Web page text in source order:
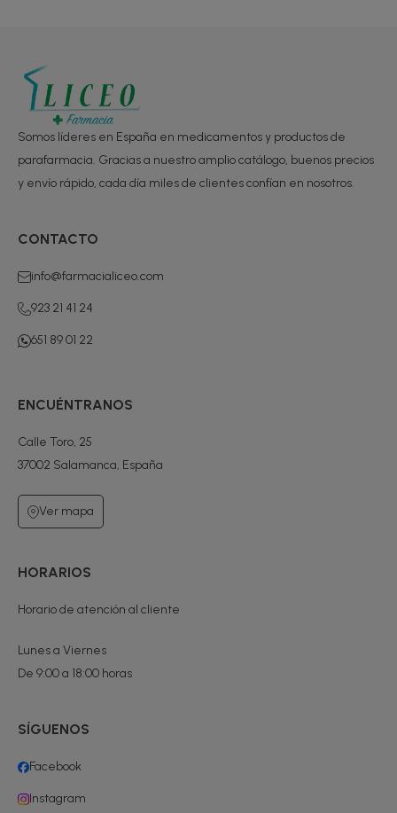
Somos líderes en España en medicamentos y productos de
parafarmacia. Gracias a nuestro amplio catálogo, buenos precios
y envío rápido, cada día miles de clientes confían en nosotros.
CONTACTO
info@farmacialiceo.com
923 21 41 24
651 89 01 22
ENCUÉNTRANOS
Calle Toro, 25
37002 Salamanca, España
Ver mapa
HORARIOS
Horario de atención al cliente
Lunes a Viernes
De 9:00 a 18:00 horas
SÍGUENOS
Facebook
Instagram